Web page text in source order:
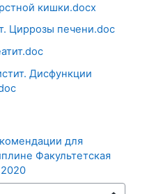
кишки.docx
Циррозы печени.doc
Дисфункции
для
Факультетская